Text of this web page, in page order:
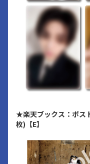
★楽天ブックス：ポス
枚)【E】